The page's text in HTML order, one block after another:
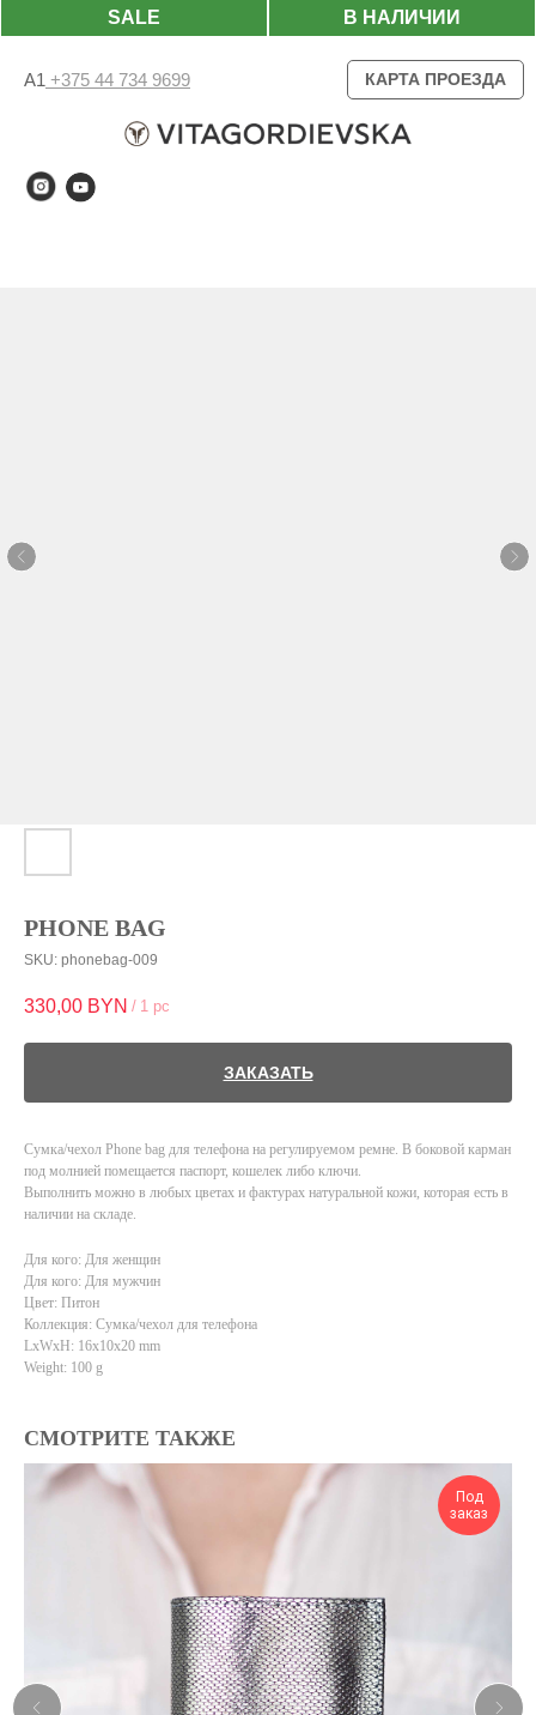
В НАЛИЧИИ
SALE
А1 +375 44 734 9699 КАРТА ПРОЕЗДА
PHONE BAG
SKU: phonebag-009
330,00 BYN / 1 pc
ЗАКАЗАТЬ
Сумка/чехол Phone bag для телефона на регулируемом ремне. В боковой карман
под молнией помещается паспорт, кошелек либо ключи.
Выполнить можно в любых цветах и фактурах натуральной кожи, которая есть в
наличии на складе.
Для кого: Для женщин
Для кого: Для мужчин
Цвет: Питон
Коллекция: Сумка/чехол для телефона
LxWxH: 16x10x20 mm
Weight: 100 g
СМОТРИТЕ ТАКЖЕ
Под
заказ